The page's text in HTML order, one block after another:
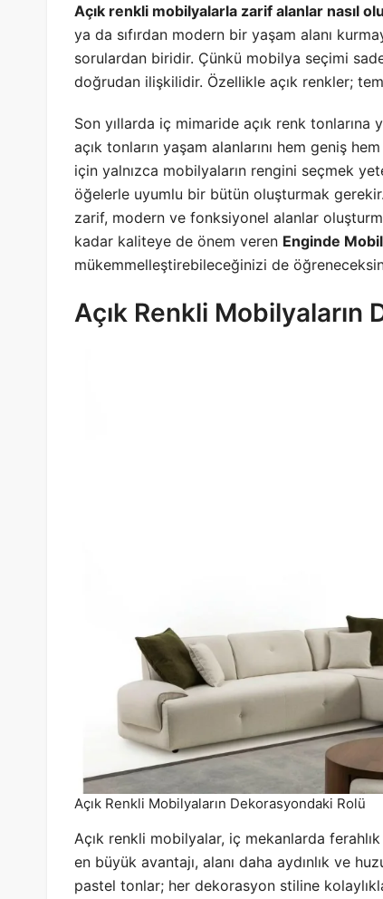
Açık renkli mobilyalarla zarif alanlar nasıl
ya da sıfırdan modern bir yaşam alanı
sorulardan biridir. Çünkü mobilya seçimi
doğrudan ilişkilidir. Özellikle açık renkler;
Son yıllarda iç mimaride açık renk tonlarına
açık tonların yaşam alanlarını hem geniş
için yalnızca mobilyaların rengini seçmek
öğelerle uyumlu bir bütün oluşturmak
zarif, modern ve fonksiyonel alanlar
kadar kaliteye de önem veren Enginde
mükemmelleştirebileceğinizi de
Açık Renkli Mobilyaların
Açık Renkli Mobilyaların Dekorasyondaki Rolü
Açık renkli mobilyalar, iç mekanlarda
en büyük avantajı, alanı daha aydınlık ve
pastel tonlar; her dekorasyon stiline